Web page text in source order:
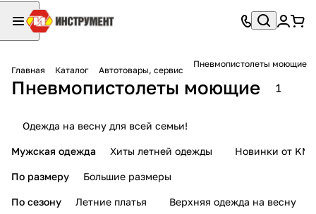
Главная Каталог Автотовары, сервис
Пневмопистолеты моющие
Пневмопистолеты моющие 1
Одежда на весну для всей семьи!
Мужская одежда Хиты летней одежды Новинки от KMI
По размеру Большие размеры
По сезону Летние платья Верхняя одежда на весну